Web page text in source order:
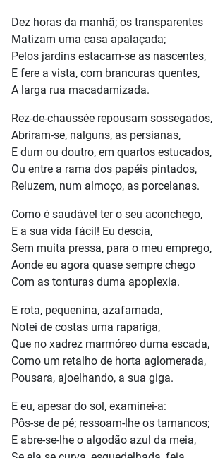
Dez horas da manhã; os transparentes
Matizam uma casa apalaçada;
Pelos jardins estacam-se as nascentes,
E fere a vista, com brancuras quentes,
A larga rua macadamizada.
Rez-de-chaussée repousam sossegados,
Abriram-se, nalguns, as persianas,
E dum ou doutro, em quartos estucados,
Ou entre a rama dos papéis pintados,
Reluzem, num almoço, as porcelanas.
Como é saudável ter o seu aconchego,
E a sua vida fácil! Eu descia,
Sem muita pressa, para o meu emprego,
Aonde eu agora quase sempre chego
Com as tonturas duma apoplexia.
E rota, pequenina, azafamada,
Notei de costas uma rapariga,
Que no xadrez marmóreo duma escada,
Como um retalho de horta aglomerada,
Pousara, ajoelhando, a sua giga.
E eu, apesar do sol, examinei-a:
Pôs-se de pé; ressoam-lhe os tamancos;
E abre-se-lhe o algodão azul da meia,